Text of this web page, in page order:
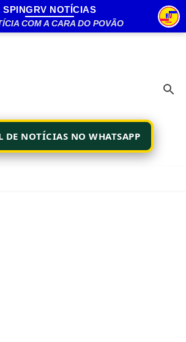
para o conteúdo principal
SPINGRV NOTÍCIAS
COM A CARA DO POVÃO
DE NOTÍCIAS NO WHATSAPP